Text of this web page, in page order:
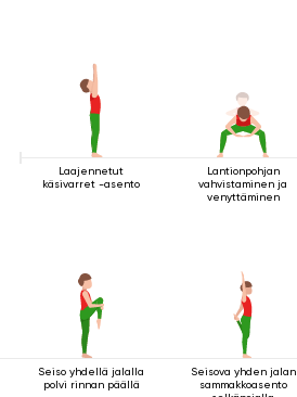
Laajennetut
käsivarret -asento
Lantionpohjan
vahvistaminen ja
venyttäminen
Seiso yhdellä jalalla
polvi rinnan päällä
Seisova yhden jalan
sammakkoasento